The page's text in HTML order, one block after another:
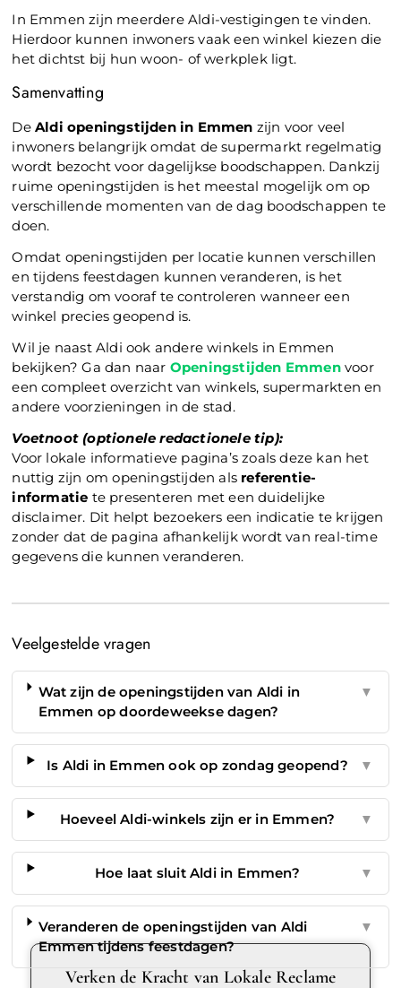
In Emmen zijn meerdere Aldi-vestigingen te vinden.
Hierdoor kunnen inwoners vaak een winkel kiezen die
het dichtst bij hun woon- of werkplek ligt.
Samenvatting
DeAldi openingstijden in Emmen zijn voor veel
inwoners belangrijk omdat de supermarkt regelmatig
wordt bezocht voor dagelijkse boodschappen. Dankzij
ruime openingstijden is het meestal mogelijk om op
verschillende momenten van de dag boodschappen te
doen.
Omdat openingstijden per locatie kunnen verschillen
en tijdens feestdagen kunnen veranderen, is het
verstandig om vooraf te controleren wanneer een
winkel precies geopend is.
Wil je naast Aldi ook andere winkels in Emmen
bekijken? Ga dan naar Openingstijden Emmenvoor
een compleet overzicht van winkels, supermarkten en
andere voorzieningen in de stad.
Voetnoot (optionele redactionele tip):
Voor lokale informatieve pagina’s zoals deze kan het
nuttig zijn om openingstijden als referentie-
informatie te presenteren met een duidelijke
disclaimer. Dit helpt bezoekers een indicatie te krijgen
zonder dat de pagina afhankelijk wordt van real-time
gegevens die kunnen veranderen.
Veelgestelde vragen
Wat zijn de openingstijden van Aldi in
Emmen op doordeweekse dagen?
▼
Is Aldi in Emmen ook op zondag geopend? ▼
Hoeveel Aldi-winkels zijn er in Emmen? ▼
Hoe laat sluit Aldi in Emmen? ▼
Veranderen de openingstijden van Aldi
Emmen tijdens feestdagen?
▼
Verken de Kracht van Lokale Reclame